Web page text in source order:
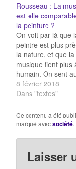
nos identités.
Gustave Le Bon :
foule est-elle
que l’individu ?
Rousseau : La
est-elle
la peinture ?
On voit par-là que
peintre est plus
la nature, et que la
musique tient plus
humain. On sent
que l'une intéresse
que l'autre,
plus l'homme de
l'homme et nous
nos semblables. La
peinture est…
8 février 2018
Dans "textes"
Ce contenu a été
marqué avecsociété.
Laisser